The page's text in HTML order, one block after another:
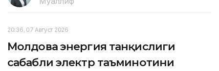
20:36, 07 Август 2026
Молдова энергия танқислиги
сабабли электр таъминотини